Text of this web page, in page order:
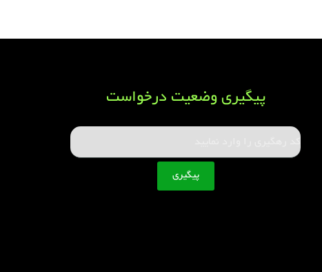
پیگیری وضعیت درخواست